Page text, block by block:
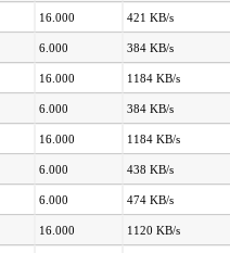
16.000 421 KB/s
6.000 384 KB/s
16.000 1184 KB/s
6.000 384 KB/s
16.000 1184 KB/s
6.000 438 KB/s
6.000 474 KB/s
16.000 1120 KB/s